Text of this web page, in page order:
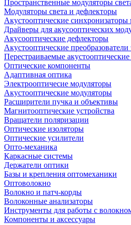
Пространственные модуляторы
Модуляторы света и дефлекторы
Акустооптические синхронизаторы
Драйверы для акусооптических
Акусооптические дефлекторы
Акустооптические преобразователи
Перестраиваемые
Оптические компоненты
Адаптивная оптика
Электрооптичесие модуляторы
Акустооптические модуляторы
Расширители пучка и объективы
Магнитооптические устройства
Вращатели поляризации
Оптические изоляторы
Оптические усилители
Опто-механика
Каркасные системы
Держатели оптики
Базы и крепления оптомеханики
Оптоволокно
Волокно и патч-корды
Волоконные анализаторы
Инструменты для работы с
Компоненты и аксессуары